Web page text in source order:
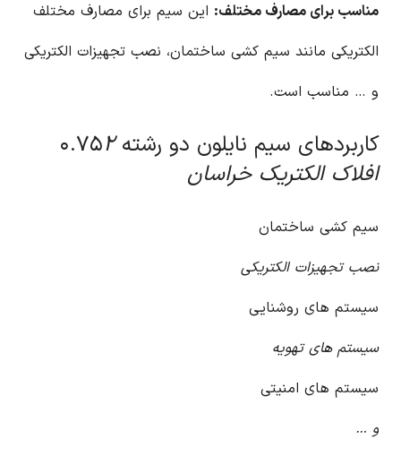
مناسب برای مصارف مختلف: این سیم برای مصارف مختلف
الکتریکی مانند سیم کشی ساختمان، نصب تجهیزات الکتریکی
و … مناسب است.
کاربردهای سیم نایلون دو رشته ۰.۷۵۲
افلاک الکتریک خراسان
سیم کشی ساختمان
نصب تجهیزات الکتریکی
سیستم های روشنایی
سیستم های تهویه
سیستم های امنیتی
و …